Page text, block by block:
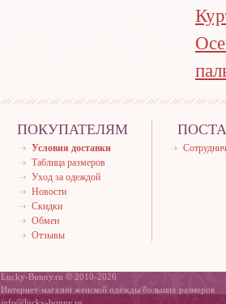
ПОКУПАТЕЛЯМ
Условия доставки
Таблица размеров
Уход за одеждой
Новости
Скидки
Обмен
Отзывы
Lucky-Bunny.ru © 2010-2026
Интернет-магазин женской одежды больших размеров